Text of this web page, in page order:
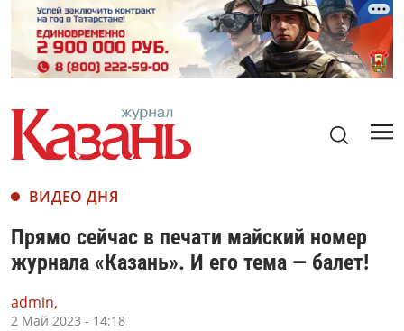
ВИДЕО ДНЯ
Прямо сейчас в печати майский номер
журнала «Казань». И его тема — балет!
admin,
2 Май 2023 - 14:18